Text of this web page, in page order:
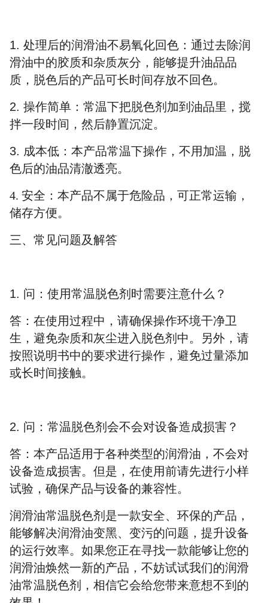
1. 处理后的润滑油不易氧化回色 ：通过去除润
滑油中的胶质和杂质灰分 ，能够提升油品品
质 ， 脱色后的产品可长时间存放不回色。
2. 操作简单 ： 常温下把脱色剂加到油品里，搅
拌一段时间，然后静置沉淀。
3. 成本低 ： 本产品常温下操作，不用加温， 脱
色后的油品清澈透亮。
4. 安全：本产品不属于危险品，可正常运输，
储存方便。
三、 常见问题及解答
1. 问：使用常温脱色剂时需要注意什么？
答：在使用过程中，请确保操作环境干净卫
生，避免杂质和灰尘进入脱色剂中。另外，请
按照说明书中的要求进行操作，避免过量添加
或长时间接触。
2. 问：常温脱色剂会不会对设备造成损害？
答：本产品适用于各种类型的润滑油，不会对
设备造成损害。但是，在使用前请先进行小样
试验，确保产品与设备的兼容性。
润滑油常温脱色剂是一款安全、环保的产品，
能够解决润滑油变黑、变污的问题，提升设备
的运行效率。如果您正在寻找一款能够让您的
润滑油焕然一新的产品，不妨试试我们的润滑
油常温脱色剂，相信它会给您带来意想不到的